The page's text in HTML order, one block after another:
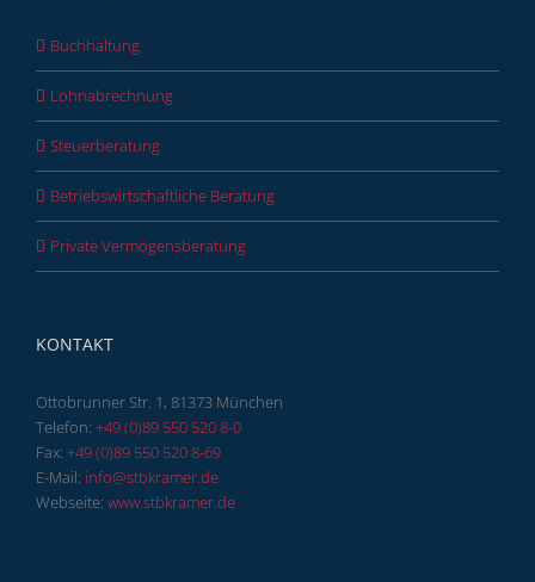
Buchhaltung
Lohnabrechnung
Steuerberatung
Betriebswirtschaftliche Beratung
Private Vermögensberatung
KONTAKT
Ottobrunner Str. 1, 81373 München
Telefon: +49 (0)89 550 520 8-0
Fax: +49 (0)89 550 520 8-69
E-Mail: info@stbkramer.de
Webseite: www.stbkramer.de